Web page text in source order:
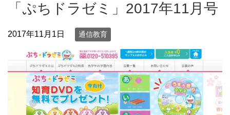
「ぷちドラゼミ」2017年11月号
2017年11月1日 通信教育